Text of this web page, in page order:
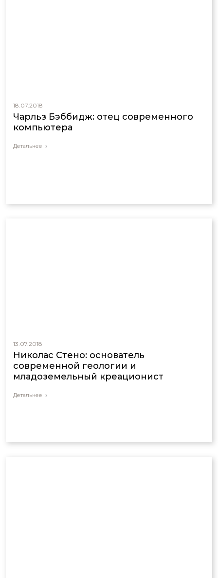
18.07.2018
Чарльз Бэббидж: отец современного
компьютера
Детальнее
13.07.2018
Николас Стено: основатель
современной геологии и
младоземельный креационист
Детальнее